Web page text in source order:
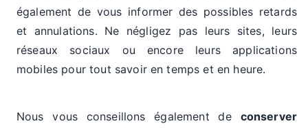
également de vous informer des possibles retards
et annulations. Ne négligez pas leurs sites, leurs
réseaux sociaux ou encore leurs applications
mobiles pour tout savoir en temps et en heure.
Nous vous conseillons également de conserver